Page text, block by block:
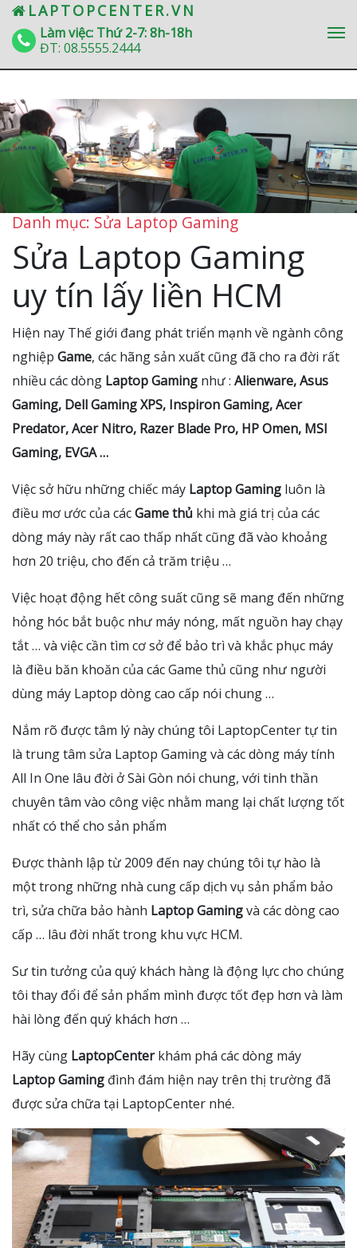
» Sửa Laptop Gaming
LAPTOPCENTER.VN
Làm việc: Thứ 2-7: 8h-18h
ĐT: 08.5555.2444
Danh mục: Sửa Laptop Gaming
Sửa Laptop Gaming
uy tín lấy liền HCM
Hiện nay Thế giới đang phát triển mạnh về ngành công
nghiệp Game, các hãng sản xuất cũng đã cho ra đời rất
nhiều các dòng Laptop Gaming như : Alienware, Asus
Gaming, Dell Gaming XPS, Inspiron Gaming, Acer
Predator, Acer Nitro, Razer Blade Pro, HP Omen, MSI
Gaming, EVGA …
Việc sở hữu những chiếc máy Laptop Gaming luôn là
điều mơ ước của cácGame thủ khi mà giá trị của các
dòng máy này rất cao thấp nhất cũng đã vào khoảng
hơn 20 triệu, cho đến cả trăm triệu …
Việc hoạt động hết công suất cũng sẽ mang đến những
hỏng hóc bắt buộc như máy nóng, mất nguồn hay chạy
tắt … và việc cần tìm cơ sở để bảo trì và khắc phục máy
là điều băn khoăn của cácGame thủ cũng như người
dùng máy Laptop dòng cao cấp nói chung …
Nắm rõ được tâm lý này chúng tôi LaptopCentertự tin
là trung tâm sửa Laptop Gamingvà các dòng máy tính
All In One lâu đời ở Sài Gòn nói chung, với tinh thần
chuyên tâm vào công việc nhằm mang lại chất lượng tốt
nhất có thể cho sản phẩm
Được thành lập từ 2009 đến nay chúng tôi tự hào là
một trong những nhà cung cấp dịch vụ sản phẩm bảo
trì, sửa chữa bảo hành Laptop Gamingvà các dòng cao
cấp … lâu đời nhất trong khu vực HCM.
Sư tin tưởng của quý khách hàng là động lực cho chúng
tôi thay đổi để sản phẩm mình được tốt đẹp hơn và làm
hài lòng đến quý khách hơn …
Hãy cùng LaptopCenterkhám phá các dòng máy
Laptop Gaming đình đám hiện nay trên thị trường đã
được sửa chữa tại LaptopCenter nhé.